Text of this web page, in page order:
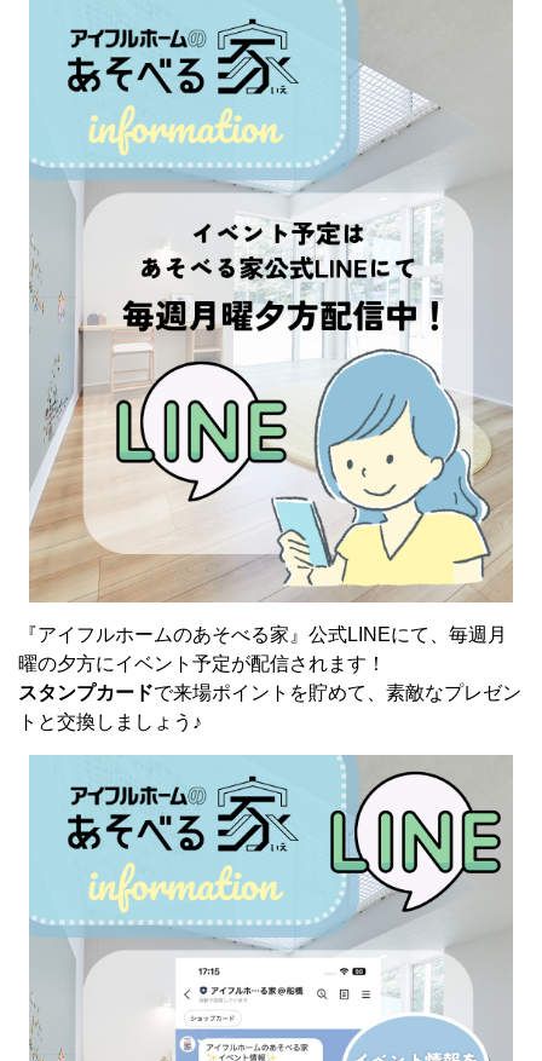
『アイフルホームのあそべる家』公式LINEにて、毎週月
曜の夕方にイベント予定が配信されます！
スタンプカードで来場ポイントを貯めて、素敵なプレゼン
トと交換しましょう♪